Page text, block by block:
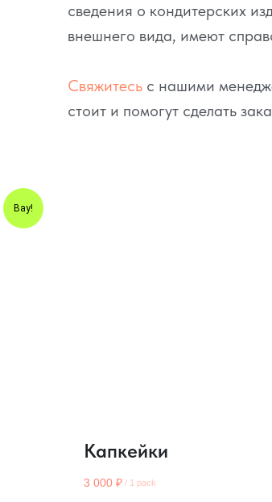
сведения о кондитерских
внешнего вида, имеют
Свяжитесь с нашими
стоит и помогут сделать
Вау!
Капкейки
3 000 ₽ / 1 pack